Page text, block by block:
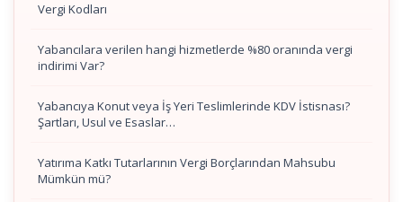
Vergi Kodları
Yabancılara verilen hangi hizmetlerde %80 oranında vergi
indirimi Var?
Yabancıya Konut veya İş Yeri Teslimlerinde KDV İstisnası?
Şartları, Usul ve Esaslar…
Yatırıma Katkı Tutarlarının Vergi Borçlarından Mahsubu
Mümkün mü?